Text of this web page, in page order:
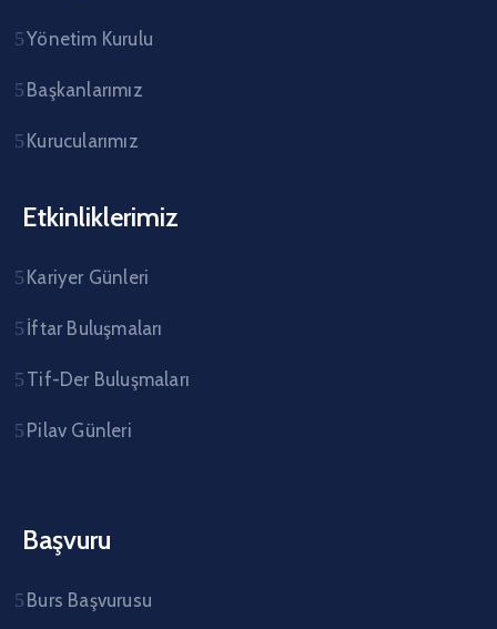
Yönetim Kurulu
Başkanlarımız
Kurucularımız
Etkinliklerimiz
Kariyer Günleri
İftar Buluşmaları
Tif-Der Buluşmaları
Pilav Günleri
Başvuru
Burs Başvurusu